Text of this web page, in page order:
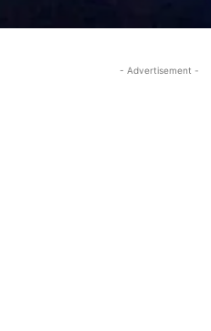
- Advertisement -